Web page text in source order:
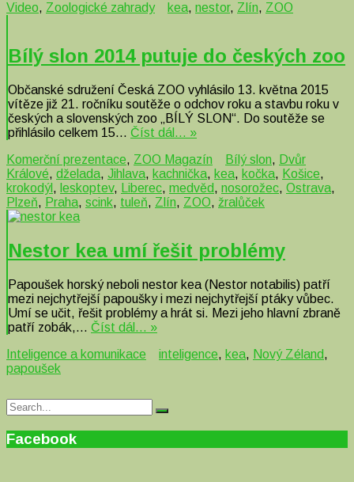
Video, Zoologické zahrady kea, nestor, Zlín, ZOO
Bílý slon 2014 putuje do českých zoo
Občanské sdružení Česká ZOO vyhlásilo 13. května 2015
vítěze již 21. ročníku soutěže o odchov roku a stavbu roku v
českých a slovenských zoo „BÍLÝ SLON“. Do soutěže se
přihlásilo celkem 15… Číst dál… »
Komerční prezentace, ZOO Magazín Bílý slon, Dvůr
Králové, dželada, Jihlava, kachnička, kea, kočka, Košice,
krokodýl , leskoptev, Liberec, medvěd, nosorožec, Ostrava,
Plzeň, Praha, scink, tuleň, Zlín, ZOO, žralůček
Nestor kea umí řešit problémy
Papoušek horský neboli nestor kea (Nestor notabilis) patří
mezi nejchytřejší papoušky i mezi nejchytřejší ptáky vůbec.
Umí se učit, řešit problémy a hrát si. Mezi jeho hlavní zbraně
patří zobák,… Číst dál… »
Inteligence a komunikace
inteligence, kea, Nový Zéland,
papoušek
Search
for:
Search
Facebook